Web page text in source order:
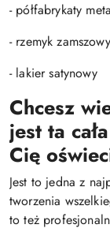
- półfabrykaty
- rzemyk zamszowy
- lakier satynowy
Chcesz
jest ta
Cię
Jest to jedna z
tworzenia
to też